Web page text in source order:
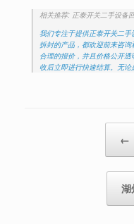
相关推荐: 正泰开关二手设备
我们专注于提供正泰开关二
拆封的产品，都欢迎前来咨
合理的报价，并且价格公开
收后立即进行快速结算。无论
←